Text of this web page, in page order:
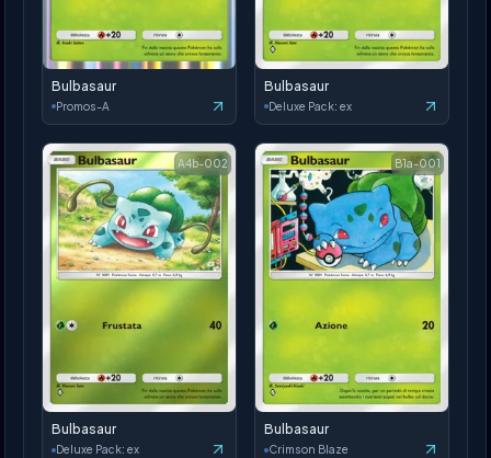
Bulbasaur
Promos-A
Bulbasaur
Deluxe Pack: ex
A4b-002
Bulbasaur
Deluxe Pack: ex
B1a-001
Bulbasaur
Crimson Blaze